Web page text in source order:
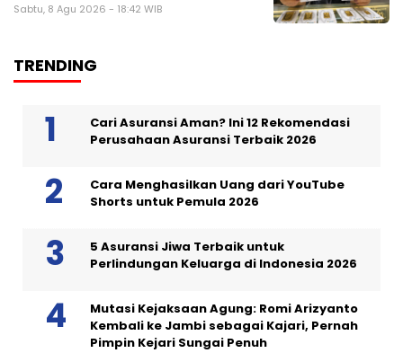
Sabtu, 8 Agu 2026 - 18:42 WIB
TRENDING
Cari Asuransi Aman? Ini 12 Rekomendasi
Perusahaan Asuransi Terbaik 2026
Cara Menghasilkan Uang dari YouTube
Shorts untuk Pemula 2026
5 Asuransi Jiwa Terbaik untuk
Perlindungan Keluarga di Indonesia 2026
Mutasi Kejaksaan Agung: Romi Arizyanto
Kembali ke Jambi sebagai Kajari, Pernah
Pimpin Kejari Sungai Penuh